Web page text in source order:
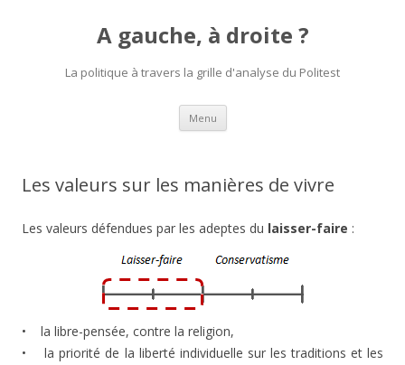
A gauche, à droite ?
La politique à travers la grille d'analyse du Politest
Menu Aller
contenu
Les valeurs sur les manières de vivre
Les valeurs défendues par les adeptes du laisser-faire :
• la libre-pensée, contre la religion,
• la priorité de la liberté individuelle sur les traditions et les